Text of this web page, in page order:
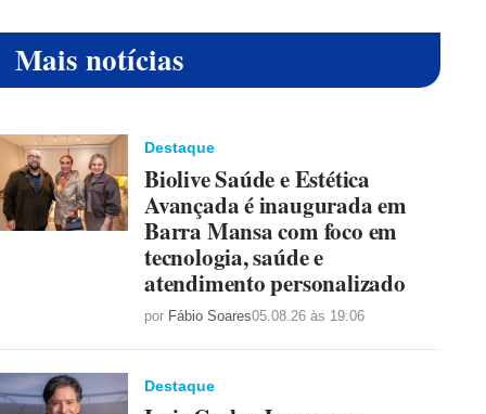
Mais notícias
Destaque
Biolive Saúde e Estética
Avançada é inaugurada em
Barra Mansa com foco em
tecnologia, saúde e
atendimento personalizado
por Fábio Soares05.08.26 às 19:06
Destaque